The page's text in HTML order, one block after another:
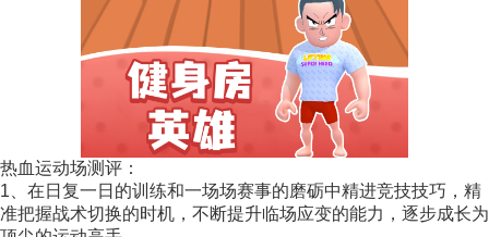
热血运动场测评：
1、在日复一日的训练和一场场赛事的磨砺中精进竞技技巧，精
准把握战术切换的时机，不断提升临场应变的能力，逐步成长为